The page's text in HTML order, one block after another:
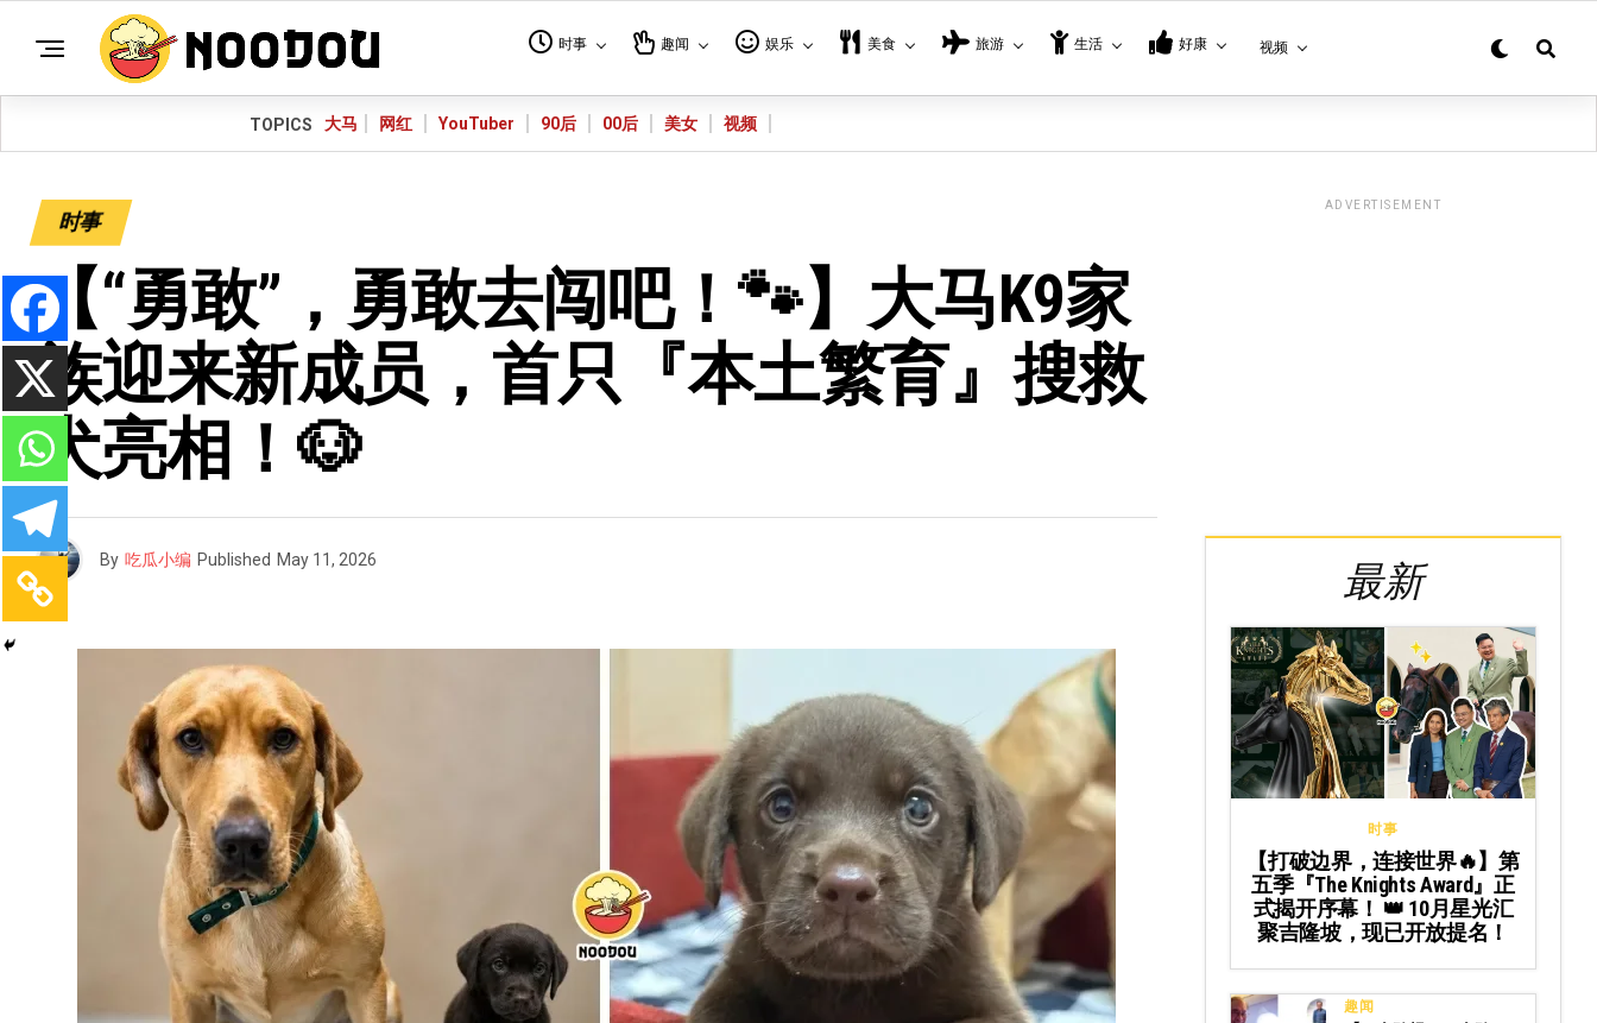
时事 趣闻 娱乐 美食 旅游 生活 好康 视频
TOPICS 大马 网红 YouTuber 90后 00后 美女 视频
时事
【“勇敢”，勇敢去闯吧！🐾】大马K9家
族迎来新成员，首只『本土繁育』搜救
犬亮相！🐶
By 吃瓜小编 Published May 11, 2026
ADVERTISEMENT
最新
时事
【打破边界，连接世界🔥】第
五季『The Knights Award』正
式揭开序幕！ 👑 10月星光汇
聚吉隆坡，现已开放提名！
趣闻